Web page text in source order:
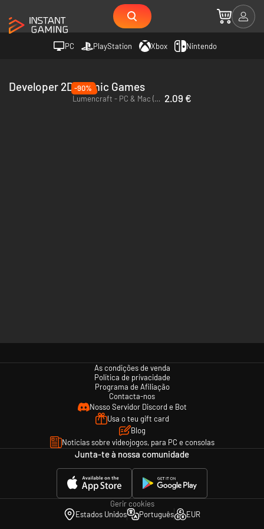
PC PlayStation Xbox Nintendo
Developer 2Dynamic Games
-90%
Lumencraft - PC & Mac (Steam) 2.09 €
As condições de venda
Política de privacidade
Programa de Afiliação
Contacta-nos
Nosso Servidor Discord e Bot
Usa o teu gift card
Blog
Notícias sobre videojogos, para PC e consolas
Junta-te à nossa comunidade
Gerir cookies
Estados Unidos
Português EUR